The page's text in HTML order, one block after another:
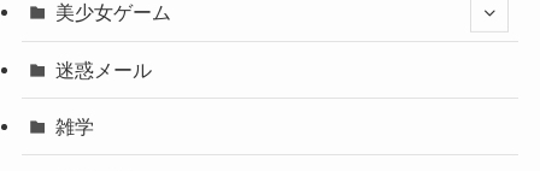
美少女ゲーム
迷惑メール
雑学